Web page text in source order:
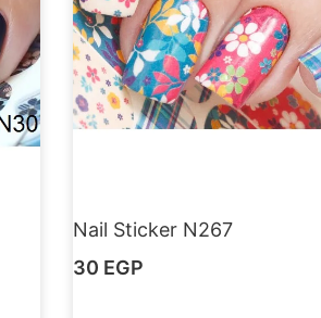
Nail Sticker N267
30 EGP